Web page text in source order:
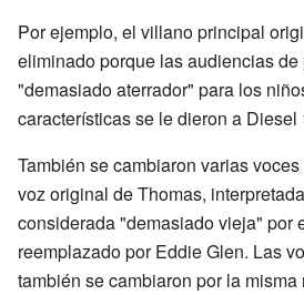
Por ejemplo, el villano principal
eliminado porque las audiencias
"demasiado aterrador" para los
características se le dieron a Diesel
También se cambiaron varias
voz original de Thomas,
considerada "demasiado vieja" por
reemplazado por Eddie Glen. Las
también se cambiaron por la misma